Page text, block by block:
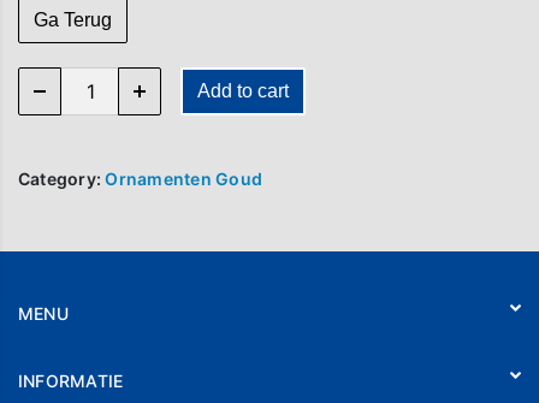
Ga Terug
FL 304 quantity Add to cart
Category:Ornamenten Goud
MENU
Webshop
INFORMATIE